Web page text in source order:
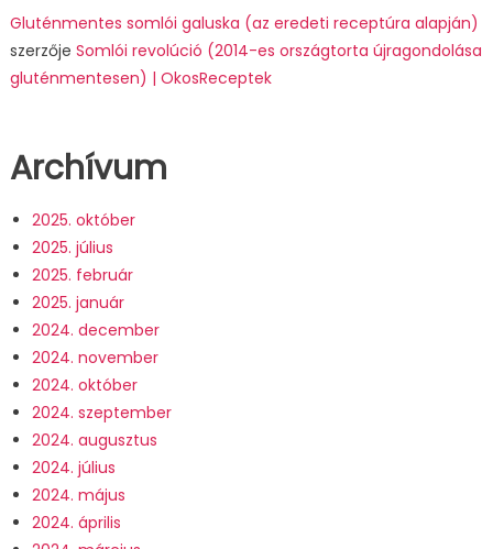
Gluténmentes somlói galuska (az eredeti receptúra alapján)
szerzője Somlói revolúció (2014-es országtorta újragondolása
gluténmentesen) | OkosReceptek
Archívum
2025. október
2025. július
2025. február
2025. január
2024. december
2024. november
2024. október
2024. szeptember
2024. augusztus
2024. július
2024. május
2024. április